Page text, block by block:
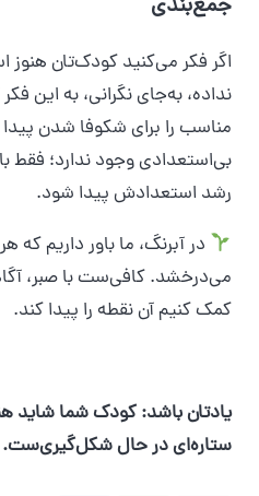
اگر فکر می‌کنید کودک‌تان هنوز
نداده، به‌جای نگرانی، به این
مناسب را برای شکوفا شدن
بی‌استعدادی وجود ندارد؛ فقط
رشد استعدادش پیدا شود.
در آبرنگ، ما باور داریم
می‌درخشد. کافی‌ست با صبر،
کمک کنیم آن نقطه را پیدا کند.
یادتان باشد: کودک شما شاید
ستاره‌ای در حال شکل‌گیری‌ست.